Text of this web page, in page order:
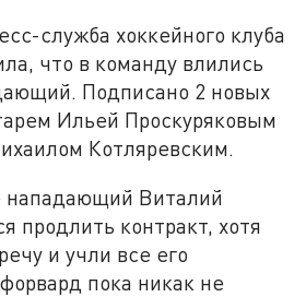
служба хоккейного клуба
что в команду влились
Подписано 2 новых
Ильей Проскуряковым
Котляревским.
нападающий Виталий
продлить контракт, хотя
и учли все его
пока никак не